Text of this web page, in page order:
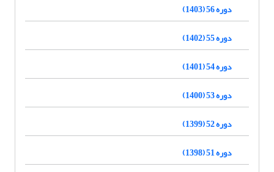
دوره 56 (1403)
دوره 55 (1402)
دوره 54 (1401)
دوره 53 (1400)
دوره 52 (1399)
دوره 51 (1398)